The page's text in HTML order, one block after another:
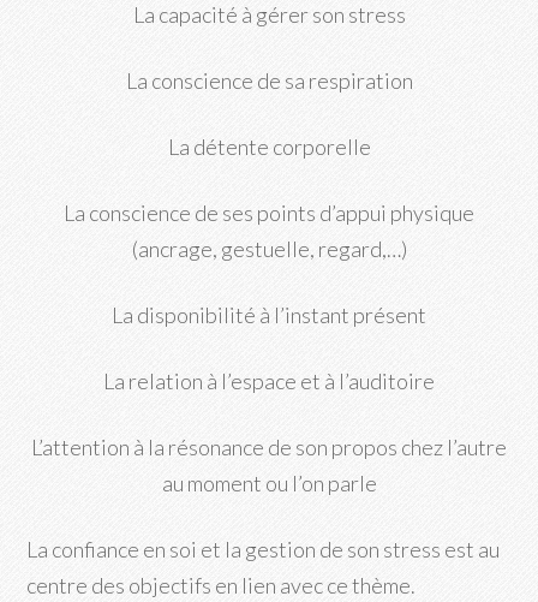
La capacité à gérer son stress
La conscience de sa respiration
La détente corporelle
La conscience de ses points d’appui physique
(ancrage, gestuelle, regard,…)
La disponibilité à l’instant présent
La relation à l’espace et à l’auditoire
L’attention à la résonance de son propos chez l’autre
au moment ou l’on parle
La confiance en soi et la gestion de son stress est au
centre des objectifs en lien avec ce thème.